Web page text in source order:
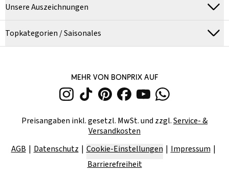
Unsere Auszeichnungen
Topkategorien / Saisonales
MEHR VON BONPRIX AUF
Preisangaben inkl. gesetzl. MwSt. und zzgl.Service- &
Versandkosten
AGB
Datenschutz Cookie-Einstellungen
Impressum
Barrierefreiheit